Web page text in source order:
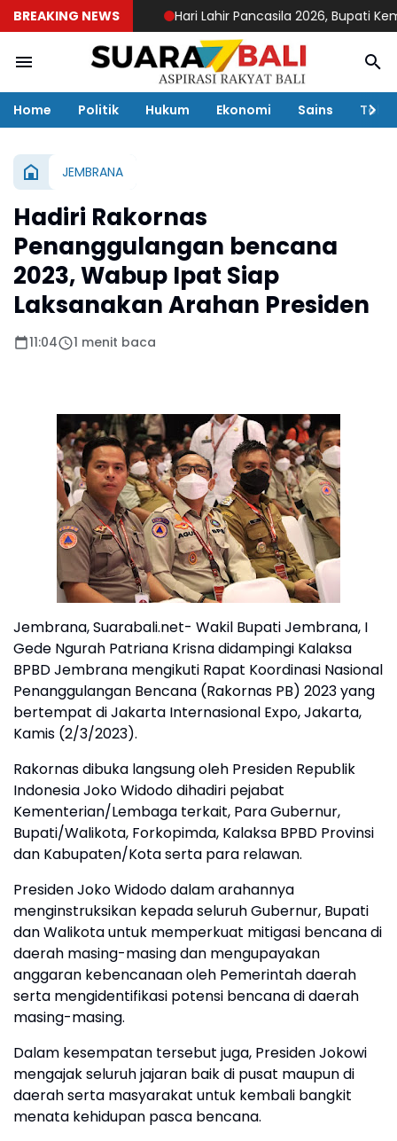
BREAKING NEWS Hari Lahir Pancasila 2026, Bupati
Home Politik Hukum Ekonomi Sains
JEMBRANA
Hadiri Rakornas
Penanggulangan bencana
2023, Wabup Ipat Siap
Laksanakan Arahan Presiden
11:04 1 menit baca
Jembrana, Suarabali.net- Wakil Bupati Jembrana, I
Gede Ngurah Patriana Krisna didampingi Kalaksa
BPBD Jembrana mengikuti Rapat Koordinasi Nasional
Penanggulangan Bencana (Rakornas PB) 2023 yang
bertempat di Jakarta Internasional Expo, Jakarta,
Kamis (2/3/2023).
Rakornas dibuka langsung oleh Presiden Republik
Indonesia Joko Widodo dihadiri pejabat
Kementerian/Lembaga terkait, Para Gubernur,
Bupati/Walikota, Forkopimda, Kalaksa BPBD Provinsi
dan Kabupaten/Kota serta para relawan.
Presiden Joko Widodo dalam arahannya
menginstruksikan kepada seluruh Gubernur, Bupati
dan Walikota untuk memperkuat mitigasi bencana di
daerah masing-masing dan mengupayakan
anggaran kebencanaan oleh Pemerintah daerah
serta mengidentifikasi potensi bencana di daerah
masing-masing.
Dalam kesempatan tersebut juga, Presiden Jokowi
mengajak seluruh jajaran baik di pusat maupun di
daerah serta masyarakat untuk kembali bangkit
menata kehidupan pasca bencana.